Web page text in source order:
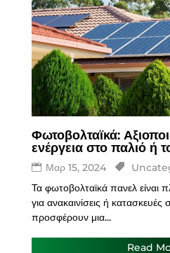
Φωτοβολταϊκά:
ενέργεια στο παλιό ή
Μαρ 15, 2024
Τα φωτοβολταϊκά πανελ είναι
για ανακαινίσεις ή κατασκευές
προσφέρουν μια...
Read